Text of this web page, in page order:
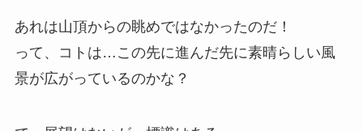
あれは山頂からの眺めではなかったのだ！
って、コトは…この先に進んだ先に素晴らしい風
景が広がっているのかな？